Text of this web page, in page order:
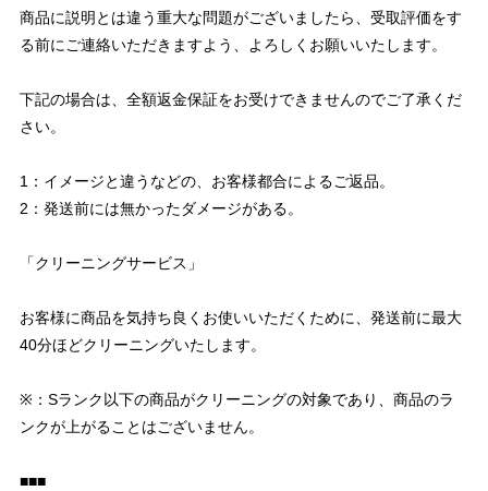
商品に説明とは違う重大な問題がございましたら、受取評価をす
る前にご連絡いただきますよう、よろしくお願いいたします。
下記の場合は、全額返金保証をお受けできませんのでご了承くだ
さい。
1：イメージと違うなどの、お客様都合によるご返品。
2：発送前には無かったダメージがある。
「クリーニングサービス」
お客様に商品を気持ち良くお使いいただくために、発送前に最大
40分ほどクリーニングいたします。
※：Sランク以下の商品がクリーニングの対象であり、商品のラ
ンクが上がることはございません。
■■■